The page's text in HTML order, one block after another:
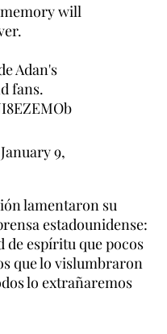
will
Adan's
fans.
January 9,
lamentaron su
estadounidense:
de espíritu que pocos
que lo vislumbraron
lo extrañaremos